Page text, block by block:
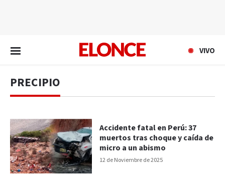
VIVO
PRECIPIO
12 de Noviembre de 2025
Accidente fatal en Perú: 37
muertos tras choque y caída de
micro a un abismo